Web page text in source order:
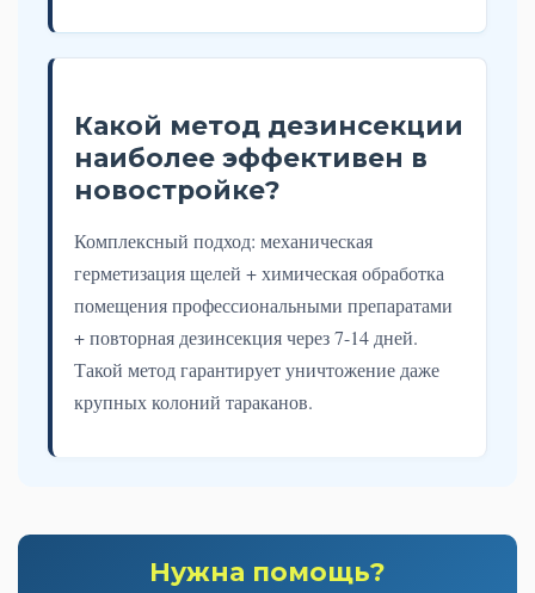
Какой метод дезинсекции
наиболее эффективен в
новостройке?
Комплексный подход: механическая
герметизация щелей + химическая обработка
помещения профессиональными препаратами
+ повторная дезинсекция через 7-14 дней.
Такой метод гарантирует уничтожение даже
крупных колоний тараканов.
Нужна помощь?